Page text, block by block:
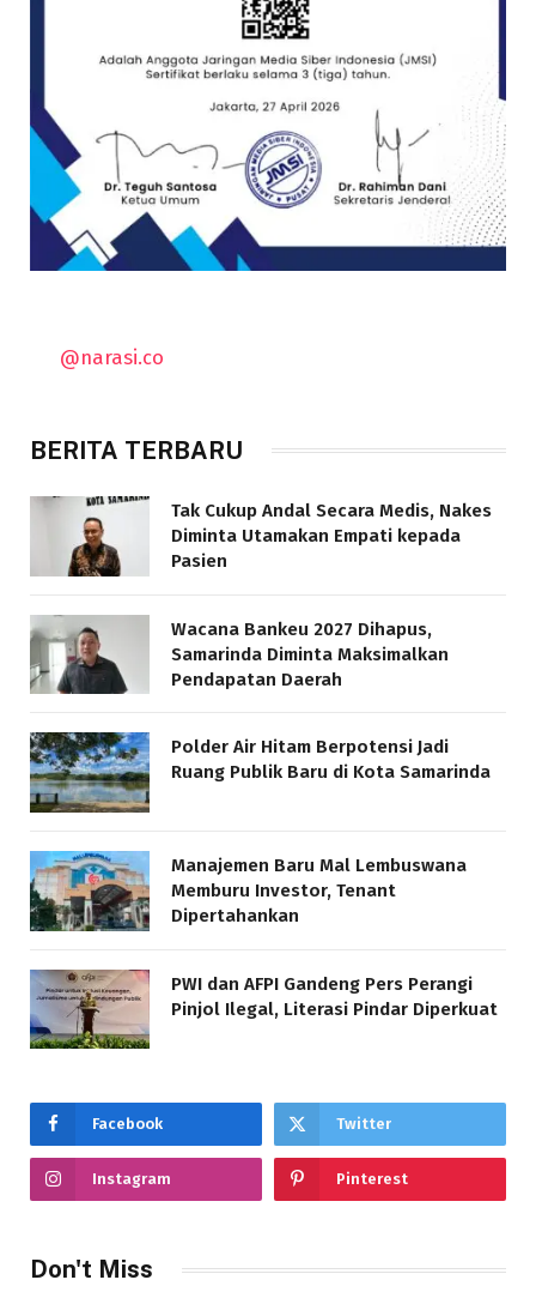
@narasi.co
BERITA TERBARU
Tak Cukup Andal Secara Medis, Nakes
Diminta Utamakan Empati kepada
Pasien
Wacana Bankeu 2027 Dihapus,
Samarinda Diminta Maksimalkan
Pendapatan Daerah
Polder Air Hitam Berpotensi Jadi
Ruang Publik Baru di Kota Samarinda
Manajemen Baru Mal Lembuswana
Memburu Investor, Tenant
Dipertahankan
PWI dan AFPI Gandeng Pers Perangi
Pinjol Ilegal, Literasi Pindar Diperkuat
Facebook Twitter
Instagram Pinterest
Don't Miss